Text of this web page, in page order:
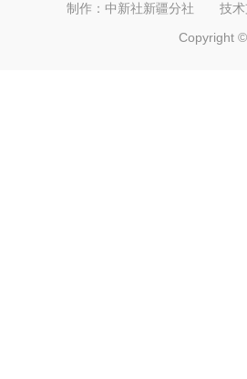
制作：中新社新疆分社 技
Copyright